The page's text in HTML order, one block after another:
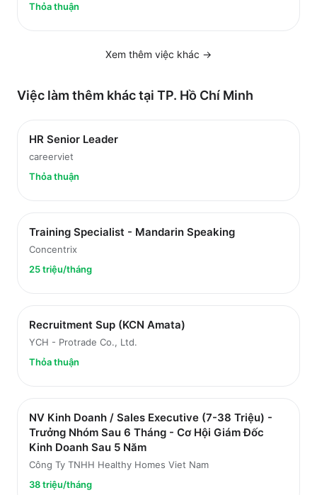
Thỏa thuận
Xem thêm việc khác →
Việc làm thêm khác tại TP. Hồ Chí Minh
HR Senior Leader
careerviet
Thỏa thuận
Training Specialist - Mandarin Speaking
Concentrix
25 triệu/tháng
Recruitment Sup (KCN Amata)
YCH - Protrade Co., Ltd.
Thỏa thuận
NV Kinh Doanh / Sales Executive (7-38 Triệu) -
Trưởng Nhóm Sau 6 Tháng - Cơ Hội Giám Đốc
Kinh Doanh Sau 5 Năm
Công Ty TNHH Healthy Homes Viet Nam
38 triệu/tháng